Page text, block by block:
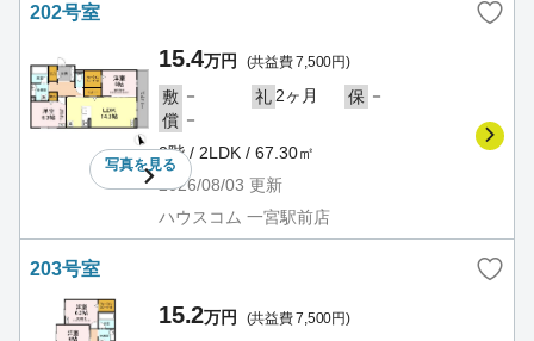
202号室
写真を見る
15.4万円 (共益費 7,500円)
敷 － 礼2ヶ月 保 －
償 －
2階 / 2LDK / 67.30㎡
2026/08/03 更新
ハウスコム 一宮駅前店
203号室
15.2万円 (共益費 7,500円)